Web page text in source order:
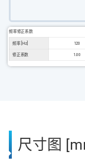
频率修正系数
频率 [Hz] 120
修正系数 1.00
尺寸图